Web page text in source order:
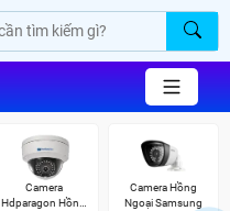
Camera
Hdparagon Hồng
Camera Hồng
Ngoại Samsung